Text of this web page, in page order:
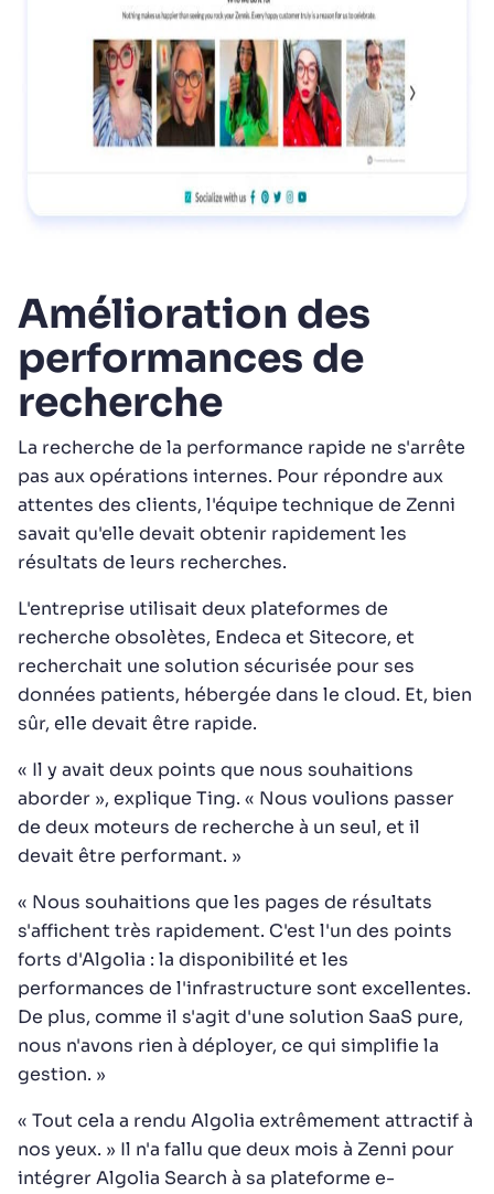
Amélioration des
performances de
recherche
La recherche de la performance rapide ne s'arrête
pas aux opérations internes. Pour répondre aux
attentes des clients, l'équipe technique de Zenni
savait qu'elle devait obtenir rapidement les
résultats de leurs recherches.
L'entreprise utilisait deux plateformes de
recherche obsolètes, Endeca et Sitecore, et
recherchait une solution sécurisée pour ses
données patients, hébergée dans le cloud. Et, bien
sûr, elle devait être rapide.
« Il y avait deux points que nous souhaitions
aborder », explique Ting. « Nous voulions passer
de deux moteurs de recherche à un seul, et il
devait être performant. »
« Nous souhaitions que les pages de résultats
s'affichent très rapidement. C'est l'un des points
forts d'Algolia : la disponibilité et les
performances de l'infrastructure sont excellentes.
De plus, comme il s'agit d'une solution SaaS pure,
nous n'avons rien à déployer, ce qui simplifie la
gestion. »
« Tout cela a rendu Algolia extrêmement attractif à
nos yeux. » Il n'a fallu que deux mois à Zenni pour
intégrer Algolia Search à sa plateforme e-